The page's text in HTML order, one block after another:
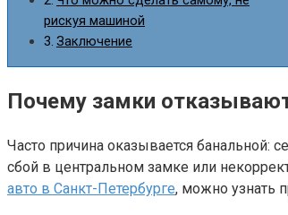
рискуя машиной
Заключение
Почему замки
Часто причина оказывается банальной:
сбой в центральном замке или
авто в Санкт-Петербурге, можно узнать